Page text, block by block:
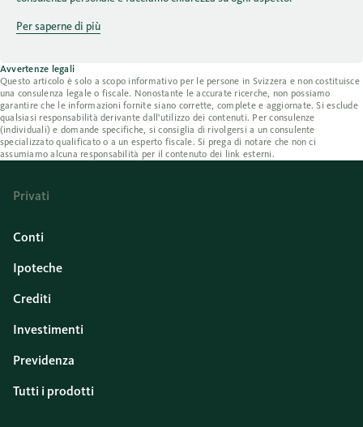
Per saperne di più
Avvertenze legali
Questo articolo è solo a scopo informativo per le persone in Svizzera e non costituisce
una consulenza legale o fiscale. Nonostante le accurate ricerche, non possiamo
garantire che le informazioni fornite siano corrette, complete e aggiornate. Si esclude
qualsiasi responsabilità derivante dall'utilizzo dei contenuti. Per consulenze
(individuali) e domande specifiche, si consiglia di rivolgersi a un consulente
specializzato qualificato o a un esperto fiscale. Si prega di notare che non ci
assumiamo alcuna responsabilità per il contenuto dei link esterni.
Privati
Conti
Ipoteche
Crediti
Investimenti
Previdenza
Tutti i prodotti